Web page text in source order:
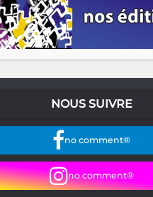
NOUS SUIVRE
no comment®
no comment®